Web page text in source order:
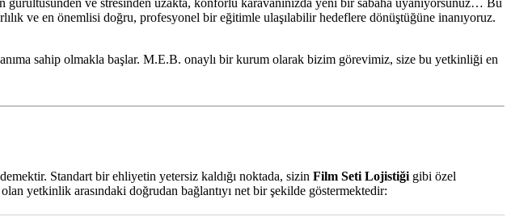
ve stresinden uzakta, konforlu karavanınızda yeni bir sabaha uyanıyorsunuz… Bu
ve en önemlisi doğru, profesyonel bir eğitimle ulaşılabilir hedeflere dönüştüğüne inanıyoruz.
sahip olmakla başlar. M.E.B. onaylı bir kurum olarak bizim görevimiz, size bu yetkinliği en
Standart bir ehliyetin yetersiz kaldığı noktada, sizin Film Seti Lojistiği gibi özel
yetkinlik arasındaki doğrudan bağlantıyı net bir şekilde göstermektedir: